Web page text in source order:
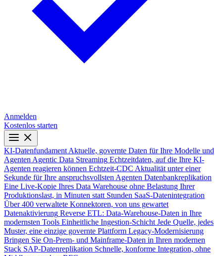
Anmelden
Kostenlos starten
KI-Datenfundament Aktuelle, governte Daten für Ihre Modelle und
Agenten Agentic Data Streaming Echtzeitdaten, auf die Ihre KI-
Agenten reagieren können Echtzeit-CDC Aktualität unter einer
Sekunde für Ihre anspruchsvollsten Agenten Datenbankreplikation
Eine Live-Kopie Ihres Data Warehouse ohne Belastung Ihrer
Produktionslast, in Minuten statt Stunden SaaS-Datenintegration
Über 400 verwaltete Konnektoren, von uns gewartet
Datenaktivierung Reverse ETL: Data-Warehouse-Daten in Ihre
modernsten Tools Einheitliche Ingestion-Schicht Jede Quelle, jedes
Muster, eine einzige governte Plattform Legacy-Modernisierung
Bringen Sie On-Prem- und Mainframe-Daten in Ihren modernen
Stack SAP-Datenreplikation Schnelle, konforme Integration, ohne